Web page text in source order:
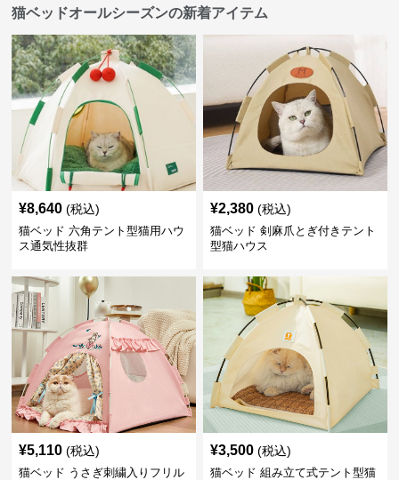
猫ベッドオールシーズンの新着アイテム
¥8,640 (税込)
猫ベッド 六角テント型猫用ハウ
ス通気性抜群
¥2,380 (税込)
猫ベッド 剣麻爪とぎ付きテント
型猫ハウス
¥5,110 (税込)
猫ベッド うさぎ刺繍入りフリル
¥3,500 (税込)
猫ベッド 組み立て式テント型猫